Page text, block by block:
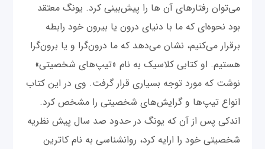
می‌توان رفتارهای آن ها را پیش‌بینی کرد. یونگ معتقد
بود نحوه‌ای که ما با دنیای درون یا بیرون خود رابطه
برقرار می‌کنیم، نشان می‌دهد که ما درون‌گرا و یا برون‌گرا
هستیم. او کتابی کلاسیک به نام «تیپ‌های شخصیتی»
نوشت که مورد توجه بسیاری قرار گرفت. وی در این کتاب
انواع تیپ‌ها و گرایش‌های شخصیتی را مشخص کرد.
اندکی پس از آن که یونگ در حدود صد سال پیش نظریه‌
شخصیتی خود را ارایه کرد، روانشناسی به نام کاترین